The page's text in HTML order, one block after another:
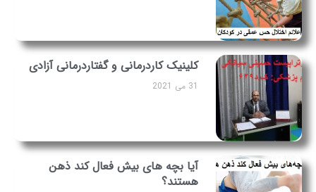
کلینیک کاردرمانی و گفتاردرمانی آزادی
31 می 2021
آیا بچه‌ های بیش فعال کند ذهن
هستند؟